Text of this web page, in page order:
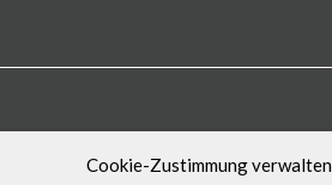
Cookie-Zustimmung verwalten
„Unsere Augen im Fokus“